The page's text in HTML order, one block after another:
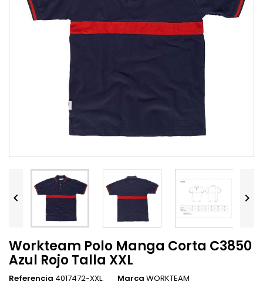
 
Workteam Polo Manga Corta C3850
Azul Rojo Talla XXL
Referencia 4017472-XXL. Marca WORKTEAM